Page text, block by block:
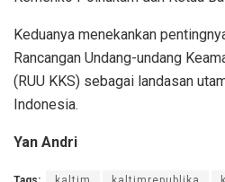
Keduanya menekankan
Rancangan Undang-undang
(RUU KKS) sebagai landasan
Indonesia.
Yan Andri